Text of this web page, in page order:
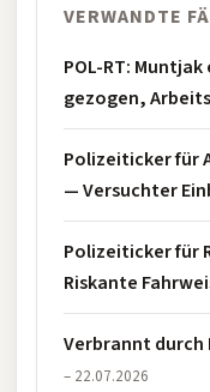
VERWANDTE
POL-RT:
gezogen,
Polizeiticker für
— Versuchter
Polizeiticker für
Riskante
Verbrannt
– 22.07.2026